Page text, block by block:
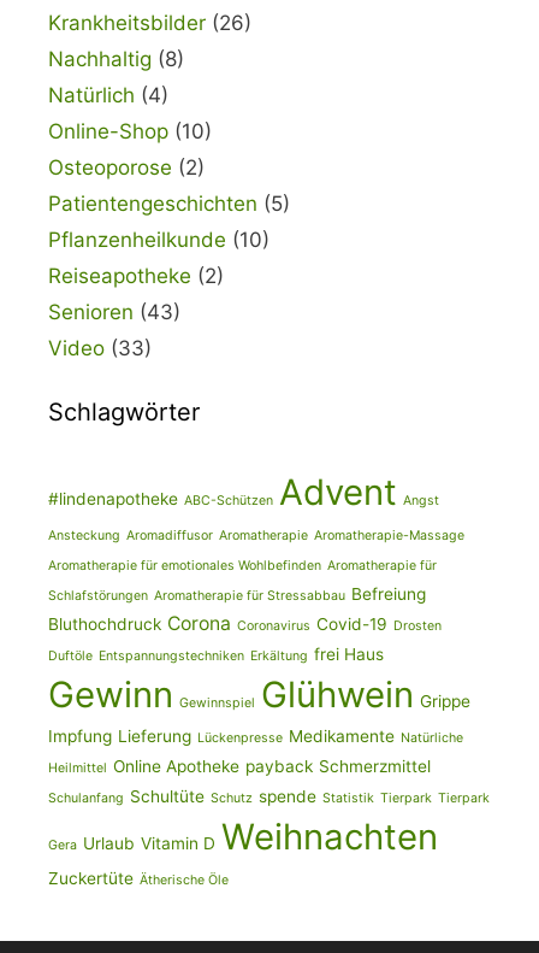
Krankheitsbilder (26)
Nachhaltig (8)
Natürlich (4)
Online-Shop (10)
Osteoporose (2)
Patientengeschichten (5)
Pflanzenheilkunde (10)
Reiseapotheke (2)
Senioren (43)
Video (33)
Schlagwörter
#lindenapotheke ABC-Schützen Advent Angst
Ansteckung Aromadiffusor Aromatherapie Aromatherapie-Massage
Aromatherapie für emotionales Wohlbefinden Aromatherapie für
Schlafstörungen Aromatherapie für Stressabbau Befreiung
Bluthochdruck Corona Coronavirus Covid-19 Drosten
Duftöle Entspannungstechniken Erkältung frei Haus
Gewinn Gewinnspiel Glühwein Grippe
Impfung Lieferung Lückenpresse Medikamente Natürliche
Heilmittel Online Apotheke payback Schmerzmittel
Schulanfang Schultüte Schutz spende Statistik Tierpark Tierpark
Gera Urlaub Vitamin D Weihnachten
Zuckertüte Ätherische Öle